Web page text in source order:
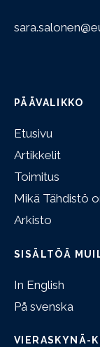
PÄÄVALIKKO
Etusivu
Artikkelit
Toimitus
Mikä Tähdistö
Arkisto
SISÄLTÖÄ
In English
På svenska
VIERASKYNÄ-